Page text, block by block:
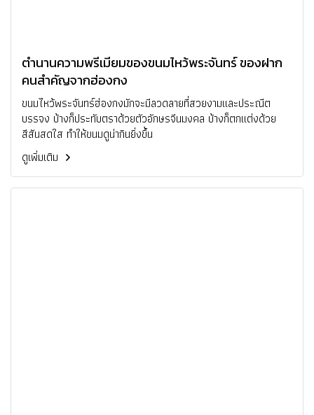
ตำนานความพรีเมียมของขนมไหว้พระจันทร์ ของฝาก
คนสำคัญจากฮ่องกง
ขนมไหว้พระจันทร์ฮ่องกงมักจะมีลวดลายที่สวยงามและประณีต
บรรจง บ้างก็ประทับตราด้วยตัวอักษรจีนมงคล บ้างก็ตกแต่งด้วย
สีสันสดใส ทำให้ขนมดูน่ากินยิ่งขึ้น
ดูเพิ่มเติม